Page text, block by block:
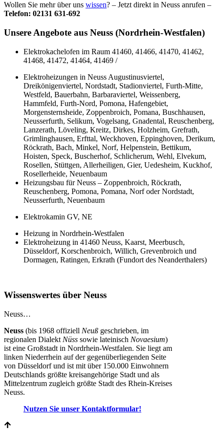
Wollen Sie mehr über uns wissen? – Jetzt direkt in Neuss anrufen –
Telefon: 02131 631-692
Unsere Angebote aus Neuss (Nordrhein-Westfalen)
Elektrokachelofen im Raum 41460, 41466, 41470, 41462,
41468, 41472, 41464, 41469 /
Elektroheizungen in Neuss Augustinusviertel,
Dreikönigenviertel, Nordstadt, Stadionviertel, Furth-Mitte,
Westfeld, Bauerbahn, Barbaraviertel, Weissenberg,
Hammfeld, Furth-Nord, Pomona, Hafengebiet,
Morgensternsheide, Zoppenbroich, Pomana, Buschhausen,
Neusserfurth, Selikum, Vogelsang, Gnadental, Reuschenberg,
Lanzerath, Löveling, Kreitz, Dirkes, Holzheim, Grefrath,
Grimlinghausen, Erfttal, Weckhoven, Eppinghoven, Derikum,
Röckrath, Bach, Minkel, Norf, Helpenstein, Bettikum,
Hoisten, Speck, Buscherhof, Schlicherum, Wehl, Elvekum,
Rosellen, Stüttgen, Allerheiligen, Gier, Uedesheim, Kuckhof,
Rosellerheide, Neuenbaum
Heizungsbau für Neuss – Zoppenbroich, Röckrath,
Reuschenberg, Pomona, Pomana, Norf oder Nordstadt,
Neusserfurth, Neuenbaum
Elektrokamin GV, NE
Heizung in Nordrhein-Westfalen
Elektroheizung in 41460 Neuss, Kaarst, Meerbusch,
Düsseldorf, Korschenbroich, Willich, Grevenbroich und
Dormagen, Ratingen, Erkrath (Fundort des Neanderthalers)
Wissenswertes über Neuss
Neuss…
Neuss (bis 1968 offiziell Neuß geschrieben, im
regionalen Dialekt Nüss sowie lateinisch Novaesium)
ist eine Großstadt in Nordrhein-Westfalen. Sie liegt am
linken Niederrhein auf der gegenüberliegenden Seite
von Düsseldorf und ist mit über 150.000 Einwohnern
Deutschlands größte kreisangehörige Stadt und als
Mittelzentrum zugleich größte Stadt des Rhein-Kreises
Neuss.
Nutzen Sie unser Kontaktformular!